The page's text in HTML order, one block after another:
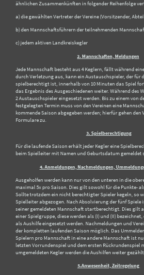
ähnlichen Zusammenkünften in folgender Reihenfolge
a) die gewählten Vertreter der Vereine (Vorsitzender,
b) den Mannschaftsführern der teilnehmenden
c) jedem aktiven Landkreiskegler
2. Mannschaften, Meldungen
Jede Mannschaft besteht aus 4 Keglern, fällt während
durch Verletzung aus, kann ein Austauschspieler, der für
spielberechtigt ist, innerhalb von 10 Minuten das Spiel
das Ergebnis des Ausgeschiedenen weiter. Während des
2 Austauschspieler eingesetzt werden. Bis zu einem von
festgelegten Termin muss von den Vereinen eine
kommende Saison abgegeben werden; hierfür gehen den
Formulare zu.
3. Spielberechtigung
Für die laufende Saison erhält jeder Kegler eine
beim Spielleiter mit Namen und Geburtsdatum gemeldet
4. Anmeldungen, Nachmeldungen,
Ausgeholfen werden kann nur von den unteren in die
maximal 5x pro Saison. Dies gilt sowohl für die Punkte-
Sollte trotzdem ein nicht berechtigter Spieler kegeln, so
Spielleiter abgezogen. Nach Absolvierung der fünf Spiele
seiner gemeldeten Mannschaft startberechtigt. Dies gilt
einer Spielgruppe, diese werden als (I) und (II) bezeichnet,
als Aushilfe eingesetzt werden. Nachmeldungen und
der kompletten laufenden Saison möglich. Das
Spielern pro Mannschaft in eine andere Mannschaft ist
letzten Vorrundenspiel und dem ersten Rückrundenspiel
umgemeldeten Kegler werden die Aushilfen weiter
5.Anwesenheit, Zeitregelung